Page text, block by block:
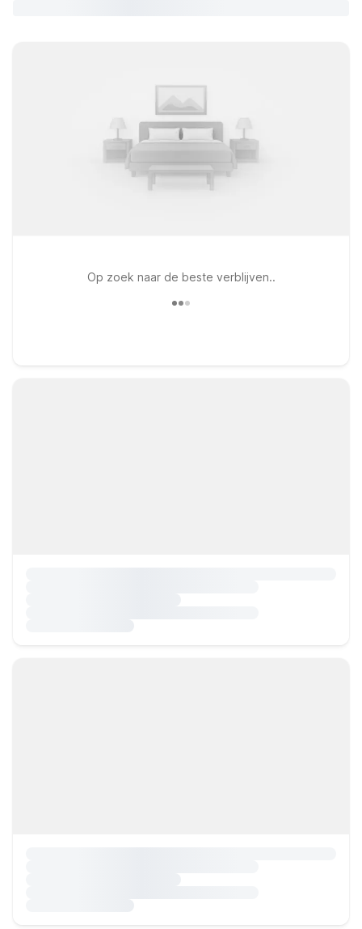
Op zoek naar de beste verblijven..